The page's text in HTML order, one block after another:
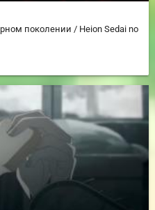
поколении / Heion Sedai no